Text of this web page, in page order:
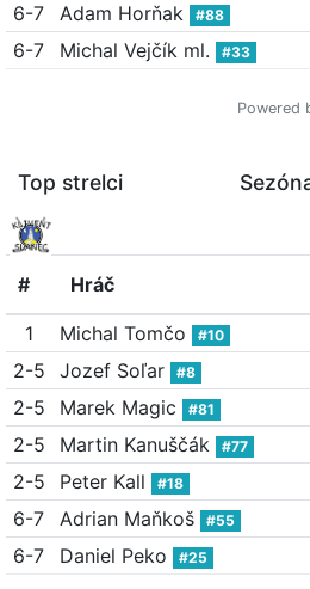
6-7
Adam Horňak #88
6-7
Michal Vejčík ml. #33
Powered
Top strelci
# Hráč
1 Michal Tomčo #10
2-5
Jozef Soľar #8
2-5
Marek Magic #81
2-5
Martin Kanuščák #77
2-5
Peter Kall #18
6-7
Adrian Maňkoš #55
6-7
Daniel Peko #25